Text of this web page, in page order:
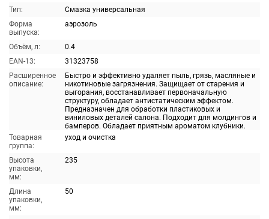
Тип:
Смазка универсальная
Форма
выпуска:
аэрозоль
Объём, л:
0.4
EAN-13:
31323758
Расширенное
описание:
Быстро и эффективно удаляет пыль, грязь, масляные и
никотиновые загрязнения. Защищает от старения и
выгорания, восстанавливает первоначальную
структуру, обладает антистатическим эффектом.
Предназначен для обработки пластиковых и
виниловых деталей салона. Подходит для молдингов и
бамперов. Обладает приятным ароматом клубники.
Товарная
группа:
уход и очистка
Высота
упаковки,
мм:
235
Длина
упаковки,
мм:
50